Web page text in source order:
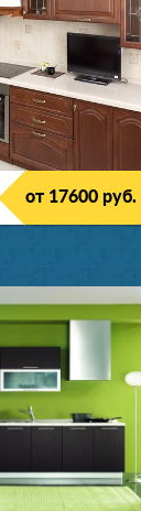
от 17600 руб.